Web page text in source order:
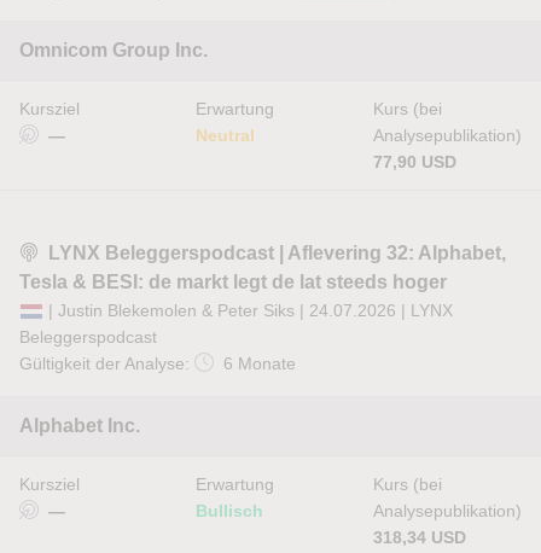
Omnicom Group Inc.
Kursziel
—
Erwartung
Neutral
Kurs (bei
Analysepublikation)
77,90 USD
LYNX Beleggerspodcast | Aflevering 32: Alphabet,
Tesla & BESI: de markt legt de lat steeds hoger
| Justin Blekemolen & Peter Siks | 24.07.2026 | LYNX
Beleggerspodcast
Gültigkeit der Analyse:
6 Monate
Alphabet Inc.
Kursziel
—
Erwartung
Bullisch
Kurs (bei
Analysepublikation)
318,34 USD